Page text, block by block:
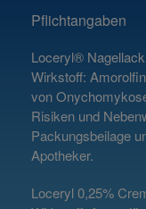
Pflichtangaben
Loceryl®
Wirkstoff:
von
Risiken und
Packungsbeilage
Apotheker.
Loceryl 0,25%